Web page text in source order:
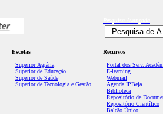
Escolas
Superior Agrária
Superior de Educação
Superior de Saúde
Superior de Tecnologia e Gestão
Recursos
Portal dos Serv.
E-learning
Webmail
Agenda IPBeja
Biblioteca
Repositório de
Repositório Científico
Balcão Único